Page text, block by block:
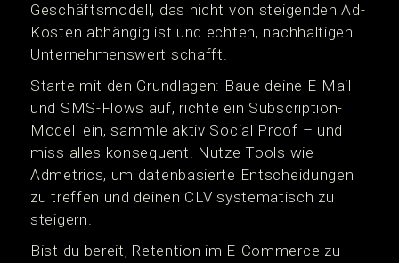
Geschäftsmodell, das nicht von steigenden Ad-
Kosten abhängig ist und echten, nachhaltigen
Unternehmenswert schafft.
Starte mit den Grundlagen: Baue deine E-Mail-
und SMS-Flows auf, richte ein Subscription-
Modell ein, sammle aktiv Social Proof – und
miss alles konsequent. Nutze Tools wie
Admetrics, um datenbasierte Entscheidungen
zu treffen und deinen CLV systematisch zu
steigern.
Bist du bereit, Retention im E-Commerce zu